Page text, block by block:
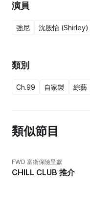
演員
強尼 沈殷怡 (Shirley)
類別
Ch.99 自家製 綜藝
類似節目
FWD 富衛保險呈獻
CHILL CLUB 推介